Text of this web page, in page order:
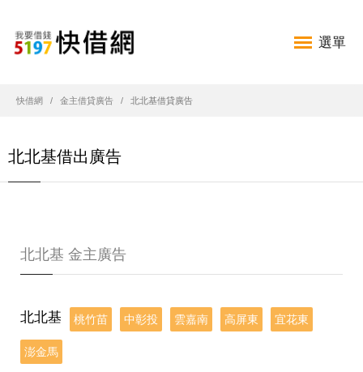
選單
快借網 金主借貸廣告 北北基借貸廣告
北北基借出廣告
北北基 金主廣告
北北基 桃竹苗 中彰投 雲嘉南 高屏東 宜花東
澎金馬